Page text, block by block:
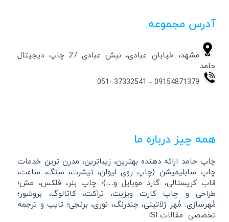
آدرس مجموعه
مشهد، خیابان عبادی، نبش عبادی 27 چاپ دیجیتال
حامد
همه چیز درباره ما
چاپ حامد ارائه دهنده بهترین، زیباترین، مدرن ترین خدمات
چاپ سابلیمیشن (چاپ روی لیوان، تیشرت، سنگ، ساعت،
قاب کریستالی، گارد موبایل و…)؛ چاپ بنر، فلکس، مش؛
طراحی و چاپ کارت ویزیت، تراکت، کاتالوگ، بروشور؛
مُهرسازی: مُهر ژلاتینی، چندرنگ، نوری، برنجی؛ تایپ و ترجمه
تخصصی مقالات ISI